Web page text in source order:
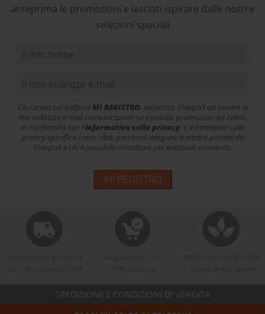
anteprima le promozioni e lasciati ispirare dalle nostre
selezioni speciali
Cliccando sul bottoneMI REGISTRO, autorizzo Sherpa3 ad inviare al
mio indirizzo e-mail comunicazioni su prodotti, promozioni ed eventi,
in conformità con l'informativa sulla privacy. L'informativa sulla
privacy specifica come i dati personali vengono trattati e protetti da
Sherpa3 e chi è possibile contattare per eventuali domande.
MI REGISTRO
SPEDIZIONE E CONDIZIONI DI VENDITA